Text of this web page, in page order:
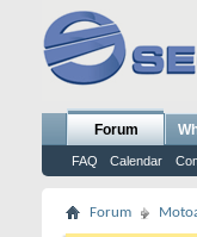
Forum
FAQ Calendar
Forum